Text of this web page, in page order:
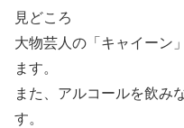
見どころ
大物芸人の「キャイーン
ます。
また、アルコールを飲み
す。